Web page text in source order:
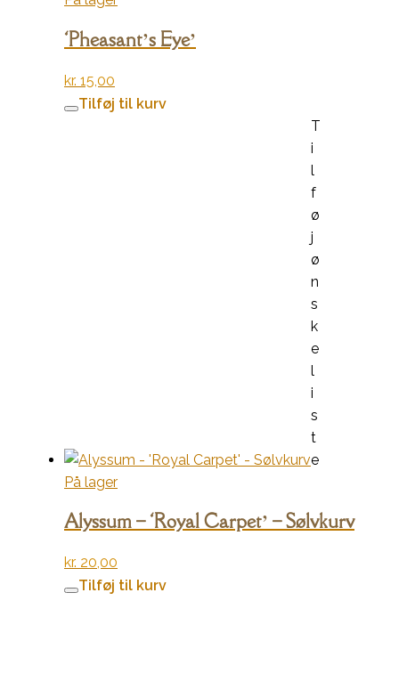
‘Pheasant’s Eye’
kr. 15,00
Tilføj til kurv
T
i
l
f
ø
j
ø
n
s
k
e
l
i
s
t
e
På lager
Alyssum – ‘Royal Carpet’ – Sølvkurv
kr. 20,00
Tilføj til kurv